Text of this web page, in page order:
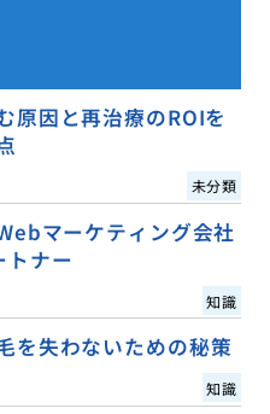
原因と再治療のROIを
未分類
マーケティング会社
トナー
知識
を失わないための秘策
知識